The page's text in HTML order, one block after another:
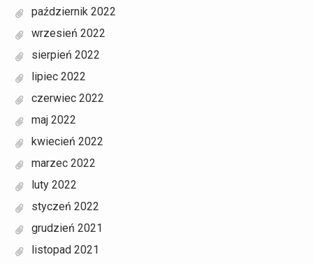
październik 2022
wrzesień 2022
sierpień 2022
lipiec 2022
czerwiec 2022
maj 2022
kwiecień 2022
marzec 2022
luty 2022
styczeń 2022
grudzień 2021
listopad 2021